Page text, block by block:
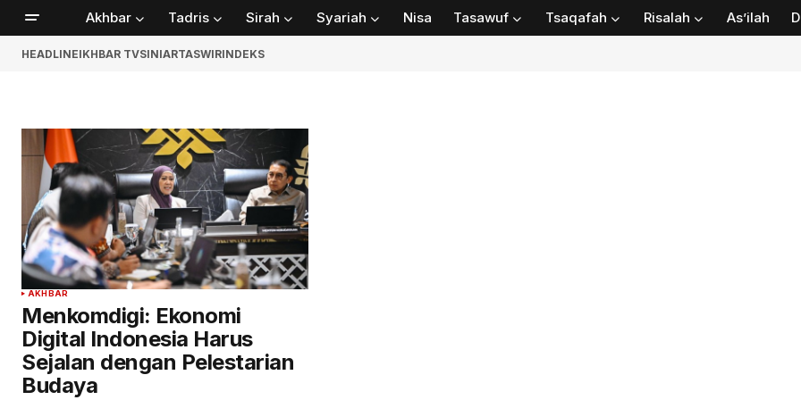
Akhbar Tadris Sirah Syariah Nisa Tasawuf Tsaqafah Risalah As’ilah
HEADLINEIKHBAR TVSINIARTASWIRINDEKS
AKHBAR
Menkomdigi: Ekonomi
Digital Indonesia Harus
Sejalan dengan Pelestarian
Budaya